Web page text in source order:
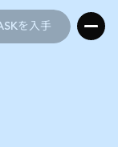
を入手